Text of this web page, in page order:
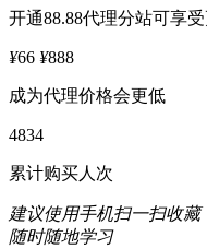
开通88.88代理分站可享
¥66 ¥888
成为代理价格会更低
4834
累计购买人次
建议使用手机扫一扫收藏
随时随地学习